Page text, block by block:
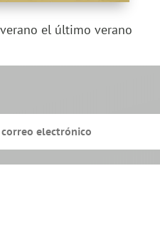
el último verano